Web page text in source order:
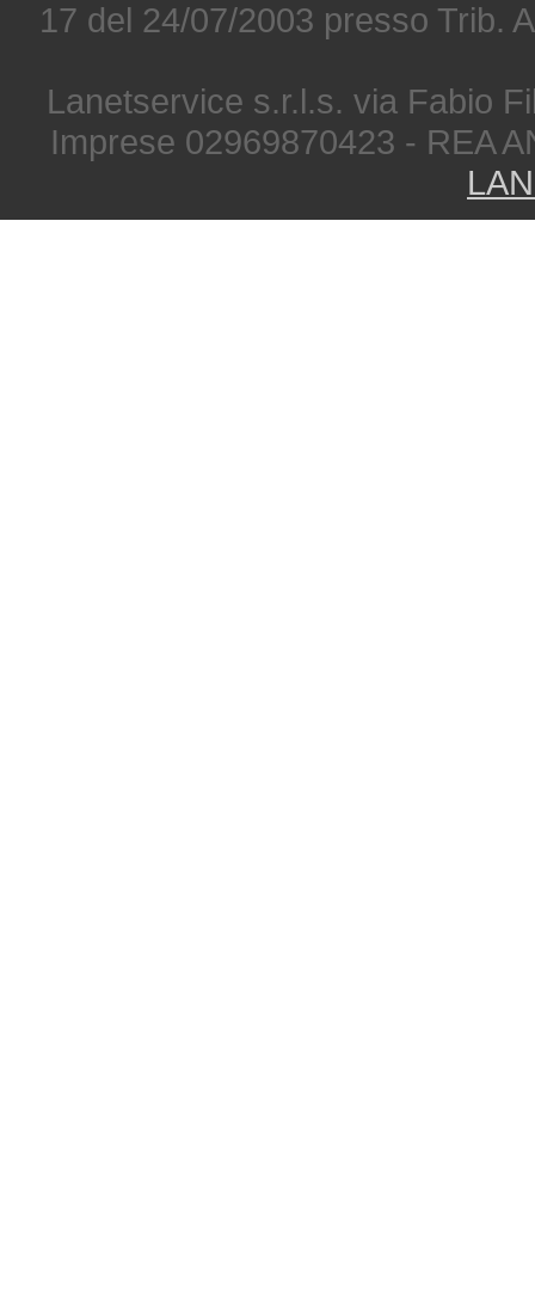
17 del 24/07/2003 presso Trib.
Lanetservice s.r.l.s. via Fabio
Imprese 02969870423 - REA